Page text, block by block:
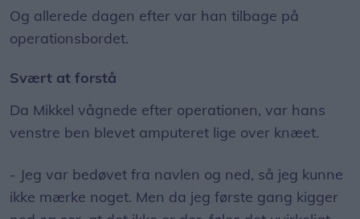
Og allerede dagen efter var han tilbage på
operationsbordet.
Svært at forstå
Da Mikkel vågnede efter operationen, var hans
venstre ben blevet amputeret lige over knæet.
- Jeg var bedøvet fra navlen og ned, så jeg kunne
ikke mærke noget. Men da jeg første gang kigger